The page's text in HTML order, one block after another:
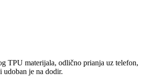
TPU materijala, odlično prianja uz telefon,
udoban je na dodir.